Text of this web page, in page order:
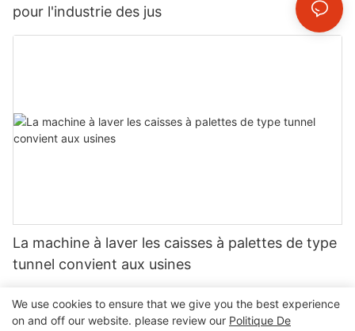
pour l'industrie des jus
La machine à laver les caisses à palettes de type
tunnel convient aux usines
We use cookies to ensure that we give you the best experience
on and off our website. please review our Politique De